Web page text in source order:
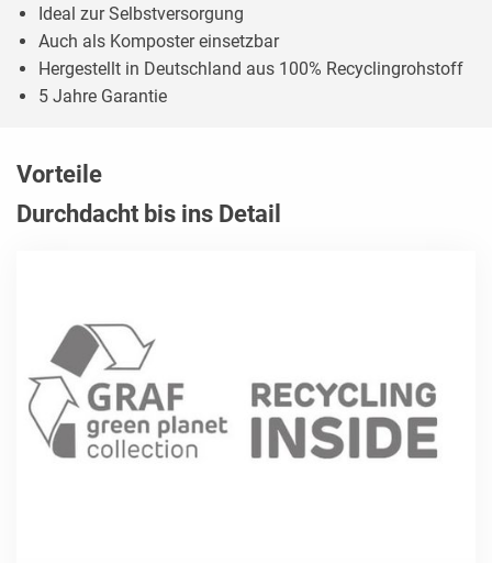
Ideal zur Selbstversorgung
Auch als Komposter einsetzbar
Hergestellt in Deutschland aus 100% Recyclingrohstoff
5 Jahre Garantie
Vorteile
Durchdacht bis ins Detail